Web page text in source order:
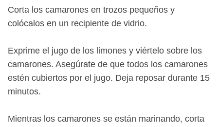
Corta los camarones en trozos pequeños y
colócalos en un recipiente de vidrio.
Exprime el jugo de los limones y viértelo sobre los
camarones. Asegúrate de que todos los camarones
estén cubiertos por el jugo. Deja reposar durante 15
minutos.
Mientras los camarones se están marinando, corta